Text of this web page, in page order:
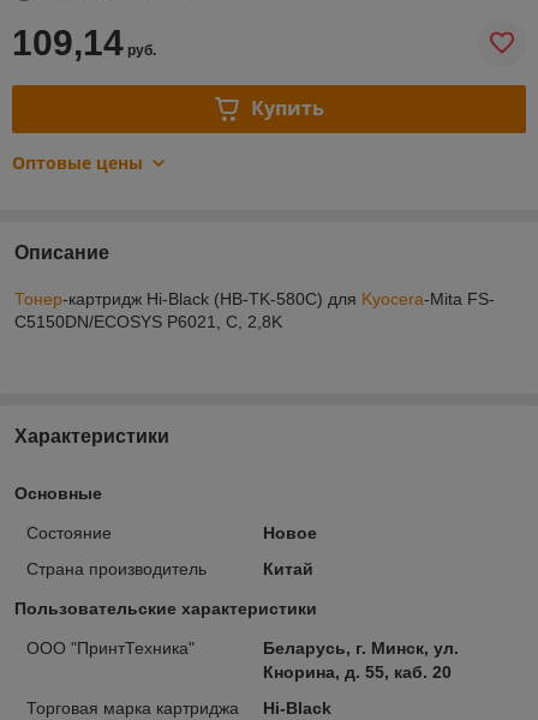
109,14 руб.
Купить
Оптовые цены
Описание
Тонер-картридж Hi-Black (HB-TK-580C) для Kyocera-Mita FS-
C5150DN/ECOSYS P6021, C, 2,8K
Характеристики
Основные
Состояние
Новое
Страна производитель
Китай
Пользовательские характеристики
ООО "ПринтТехника"
Беларусь, г. Минск, ул.
Кнорина, д. 55, каб. 20
Торговая марка картриджа
Hi-Black